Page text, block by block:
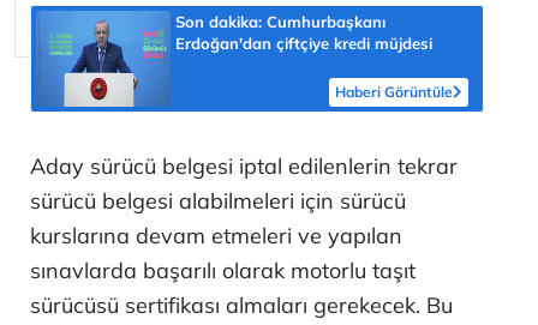
Son dakika: Cumhurbaşkanı
Erdoğan'dan çiftçiye kredi müjdesi
Haberi Görüntüle
Aday sürücü belgesi iptal edilenlerin tekrar
sürücü belgesi alabilmeleri için sürücü
kurslarına devam etmeleri ve yapılan
sınavlarda başarılı olarak motorlu taşıt
sürücüsü sertifikası almaları gerekecek. Bu